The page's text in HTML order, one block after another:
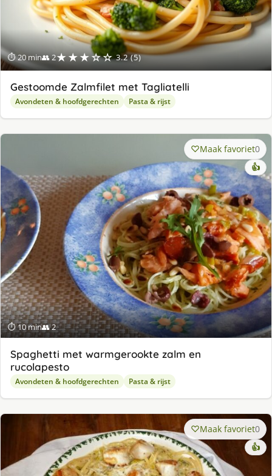
⏱ 20 min👥 2★★★☆☆ 3.2 (5)
Gestoomde Zalmfilet met Tagliatelli
Avondeten & hoofdgerechten Pasta & rijst
⏱ 10 min👥 2
Maak favoriet0
👍
Spaghetti met warmgerookte zalm en
rucolapesto
Avondeten & hoofdgerechten Pasta & rijst
Maak favoriet0
👍